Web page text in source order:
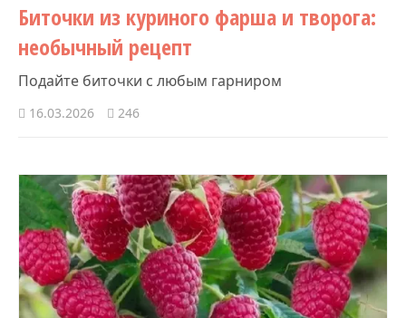
Биточки из куриного фарша и творога:
необычный рецепт
Подайте биточки с любым гарниром
16.03.2026 246